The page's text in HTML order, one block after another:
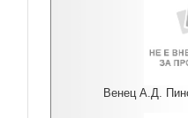
Венец А.Д.